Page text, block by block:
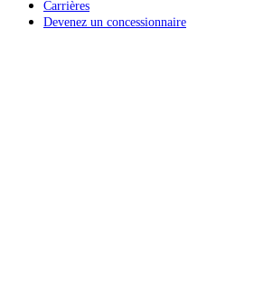
Carrières
Devenez un concessionnaire